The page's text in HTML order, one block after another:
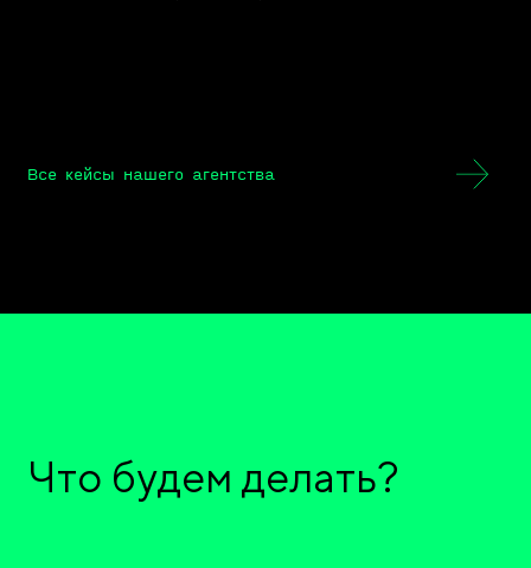
Все кейсы нашего агентства
Что будем делать?